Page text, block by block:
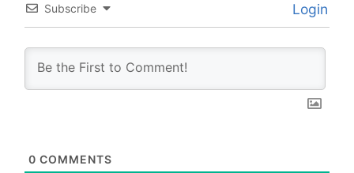
Subscribe Login
0 COMMENTS